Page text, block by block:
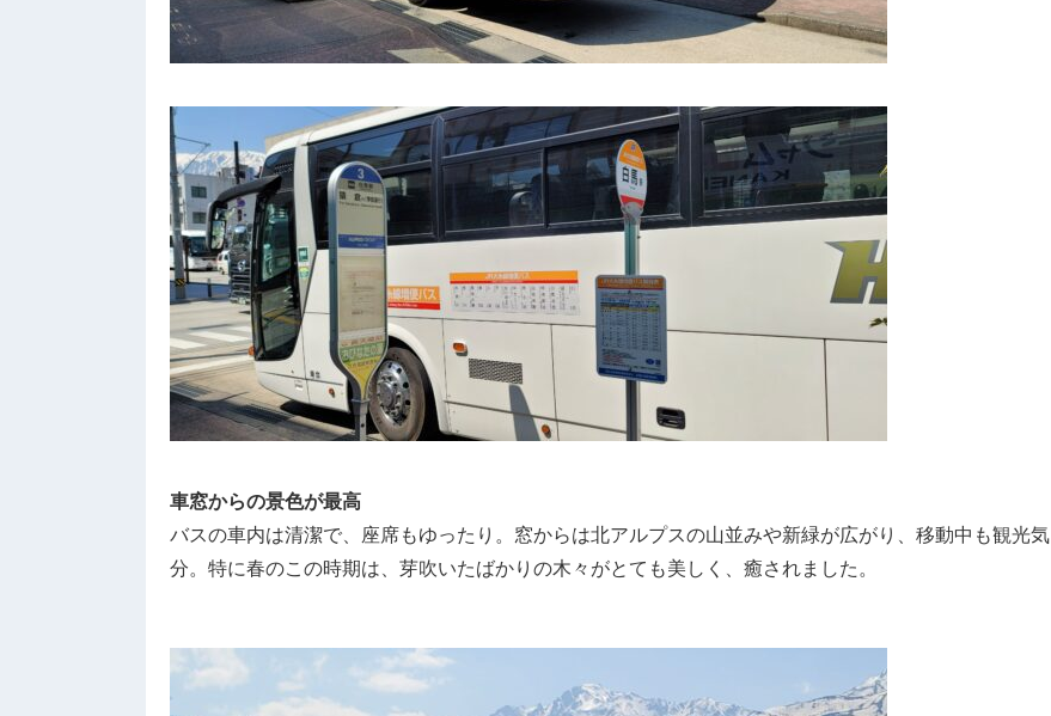
車窓からの景色が最高
バスの車内は清潔で、座席もゆったり。窓からは北アルプスの山並みや新緑が広がり、移動中も観光気
分。特に春のこの時期は、芽吹いたばかりの木々がとても美しく、癒されました。